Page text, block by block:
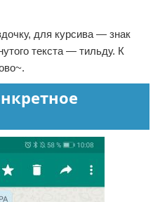
для курсива — знак
текста — тильду. К